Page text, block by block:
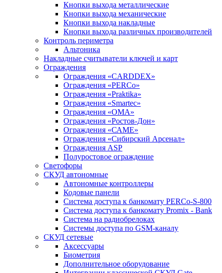
Кнопки выхода металлические
Кнопки выхода механические
Кнопки выхода накладные
Кнопки выхода различных производителей
Контроль периметра
Альтоника
Накладные считыватели ключей и карт
Ограждения
Ограждения «CARDDEX»
Ограждения «PERCo»
Ограждения «Praktika»
Ограждения «Smartec»
Ограждения «ОМА»
Ограждения «Ростов-Дон»
Ограждения «САМЕ»
Ограждения «Сибирский Арсенал»
Ограждения ASP
Полуростовое ограждение
Светофоры
СКУД автономные
Автономные контроллеры
Кодовые панели
Система доступа к банкомату PERCo-S-800
Система доступа к банкомату Promix - Bank
Система на радиобрелоках
Системы доступа по GSM-каналу
СКУД сетевые
Аксессуары
Биометрия
Дополнительное оборудование